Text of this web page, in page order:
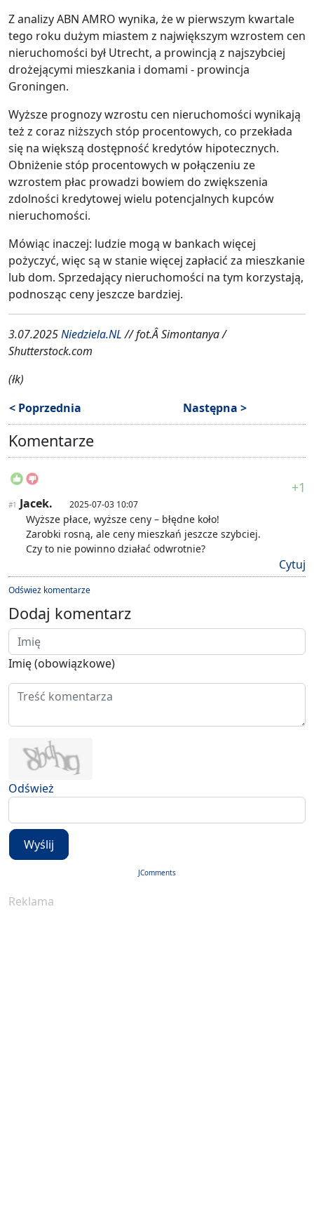
Z analizy ABN AMRO wynika, że w pierwszym kwartale
tego roku dużym miastem z największym wzrostem cen
nieruchomości był Utrecht, a prowincją z najszybciej
drożejącymi mieszkania i domami - prowincja
Groningen.
Wyższe prognozy wzrostu cen nieruchomości wynikają
też z coraz niższych stóp procentowych, co przekłada
się na większą dostępność kredytów hipotecznych.
Obniżenie stóp procentowych w połączeniu ze
wzrostem płac prowadzi bowiem do zwiększenia
zdolności kredytowej wielu potencjalnych kupców
nieruchomości.
Mówiąc inaczej: ludzie mogą w bankach więcej
pożyczyć, więc są w stanie więcej zapłacić za mieszkanie
lub dom. Sprzedający nieruchomości na tym korzystają,
podnosząc ceny jeszcze bardziej.
3.07.2025Niedziela.NL// fot.ÂSimontanya /
Shutterstock.com
(łk)
< Poprzednia
Następna >
Komentarze
+1
#1 Jacek. 2025-07-03 10:07
Wyższe płace, wyższe ceny – błędne koło!
Zarobki rosną, ale ceny mieszkań jeszcze szybciej.
Czy to nie powinno działać odwrotnie?
Cytuj
Odśwież komentarze
Dodaj komentarz
Imię (obowiązkowe)
Odśwież
Wyślij
JComments
Reklama